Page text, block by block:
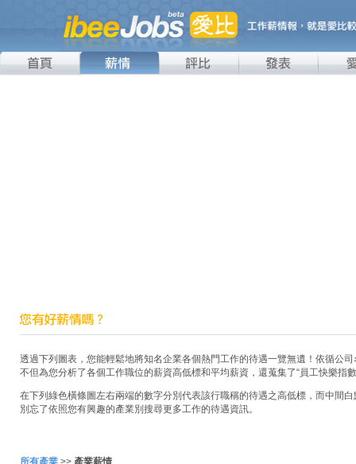
透過下列圖表，您能輕鬆地將知名企業各個熱門工作的待遇一覽無遺！依循公
不但為您分析了各個工作職位的薪資高低標和平均薪資，還蒐集了“員工快樂指
在下列綠色橫條圖左右兩端的數字分別代表該行職稱的待遇之高低標，而中間
別忘了依照您有興趣的產業別搜尋更多工作的待遇資訊。
所有產業 >> 產業薪情